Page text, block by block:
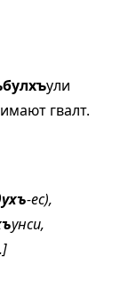
ули
гвалт.
-ес),
унси,